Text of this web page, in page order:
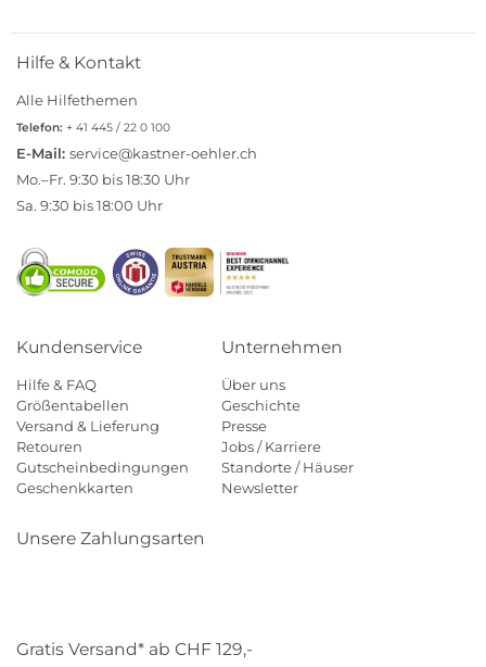
Hilfe & Kontakt
Alle Hilfethemen
Telefon: + 41 445 / 22 0 100
E-Mail: service@kastner-oehler.ch
Mo.–Fr. 9:30 bis 18:30 Uhr
Sa. 9:30 bis 18:00 Uhr
Kundenservice
Hilfe & FAQ
Größentabellen
Versand & Lieferung
Retouren
Gutscheinbedingungen
Geschenkkarten
Unternehmen
Über uns
Geschichte
Presse
Jobs / Karriere
Standorte / Häuser
Newsletter
Unsere Zahlungsarten
Gratis Versand* ab CHF 129,-